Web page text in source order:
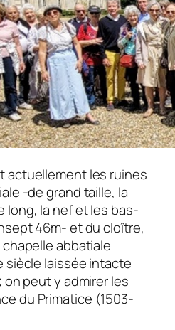
actuellement les ruines
-de grand taille, la
long, la nef et les bas-
46m- et du cloître,
abbatiale
siècle laissée intacte
on peut y admirer les
du Primatice (1503-